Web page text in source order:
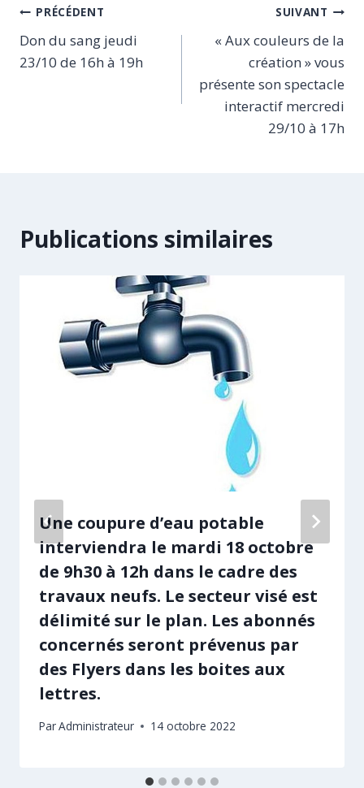
Navigation
de
PRÉCÉDENT
Don du sang jeudi
23/10 de 16h à 19h
SUIVANT
« Aux couleurs de la
création » vous
présente son spectacle
interactif mercredi
29/10 à 17h
Publications similaires
Une coupure d’eau potable
interviendra le mardi 18 octobre
de 9h30 à 12h dans le cadre des
travaux neufs. Le secteur visé est
délimité sur le plan. Les abonnés
concernés seront prévenus par
des Flyers dans les boites aux
lettres.
ParAdministrateur 14 octobre 2022